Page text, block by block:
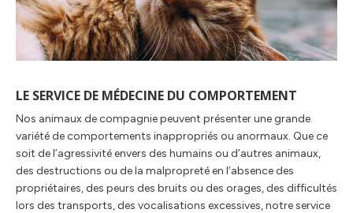
LE SERVICE DE MÉDECINE DU COMPORTEMENT
Nos animaux de compagnie peuvent présenter une grande
variété de comportements inappropriés ou anormaux. Que ce
soit de l’agressivité envers des humains ou d’autres animaux,
des destructions ou de la malpropreté en l’absence des
propriétaires, des peurs des bruits ou des orages, des difficultés
lors des transports, des vocalisations excessives, notre service